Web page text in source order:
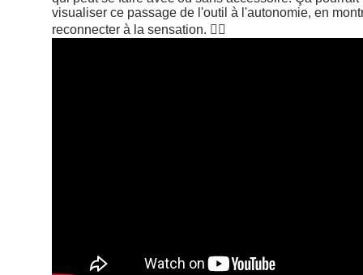
visualiser ce passage de l'outil à l'autonomie, en
reconnecter à la sensation. 🧘‍♀️